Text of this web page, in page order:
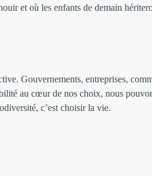
et où les enfants de demain
Gouvernements, entreprises,
au cœur de nos choix, nous
c’est choisir la vie.